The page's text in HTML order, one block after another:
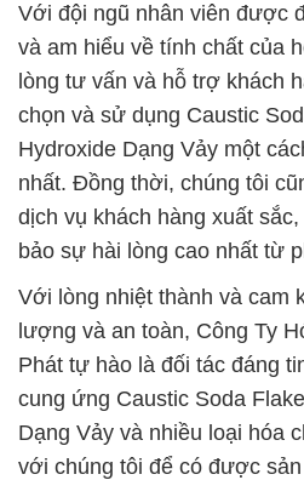
Với đội ngũ nhân viên được
và am hiểu về tính chất của
lòng tư vấn và hỗ trợ khách
chọn và sử dụng Caustic
Hydroxide Dạng Vảy một
nhất. Đồng thời, chúng tôi
dịch vụ khách hàng xuất
bảo sự hài lòng cao nhất từ
Với lòng nhiệt thành và cam
lượng và an toàn, Công Ty
Phát tự hào là đối tác đáng
cung ứng Caustic Soda
Dạng Vảy và nhiều loại hóa
với chúng tôi để có được